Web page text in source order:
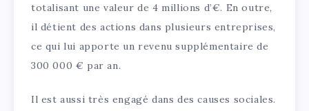
totalisant une valeur de 4 millions d’€. En outre,
il détient des actions dans plusieurs entreprises,
ce qui lui apporte un revenu supplémentaire de
300 000 € par an.
Il est aussi très engagé dans des causes sociales.